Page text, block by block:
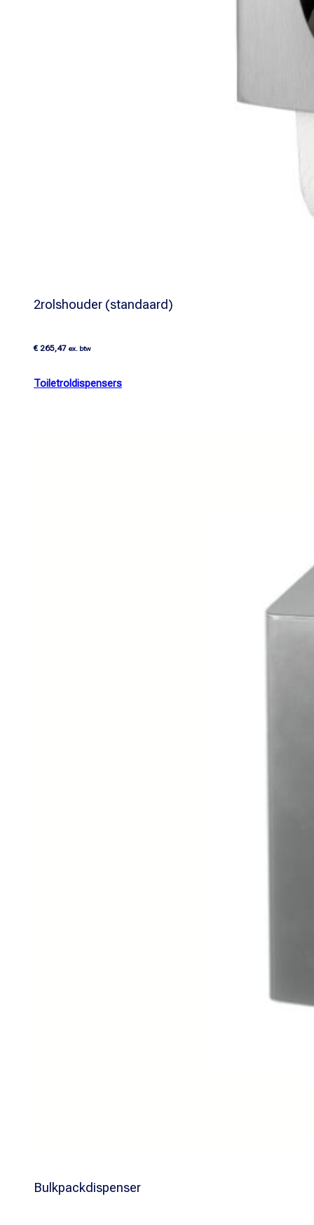
2rolshouder (standaard)
€ 265,47 ex. btw
Toiletroldispensers
Bulkpackdispenser